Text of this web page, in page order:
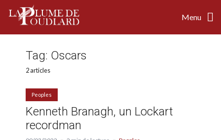
Menu
Tag: Oscars
2 articles
Peoples
Kenneth Branagh, un Lockart
recordman